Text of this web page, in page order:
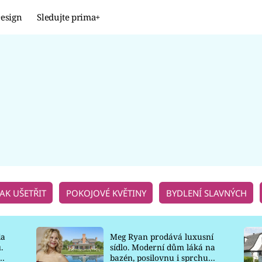
Sledujte prima+
UŠETŘIT POKOJOVÉ KVĚTINY BYDLENÍ SLAVNÝCH
Meg Ryan prodává luxusní
sídlo. Moderní dům láká na
bazén, posilovnu i sprchu